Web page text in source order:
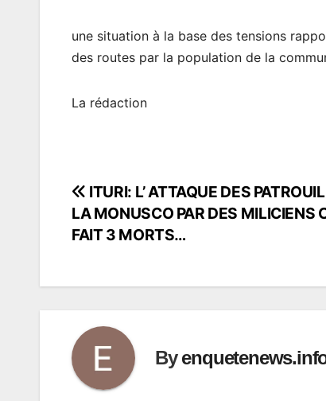
une situation à la base des tensions
des routes par la population de la
La rédaction
Navigation
de
ITURI: L’ ATTAQUE DES
LA MONUSCO PAR DES MILICIENS
FAIT 3 MORTS…
By